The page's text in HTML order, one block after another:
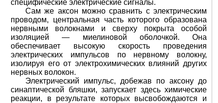
специфические электрические сигналы.
Сам же аксон можно сравнить с электрическим
проводом, центральная часть которого образована
нервными волокнами и сверху покрыта особой
изоляцией — миелиновой оболочкой. Она
обеспечивает высокую скорость проведения
электрических импульсов по нервному волокну,
изолируя его от электрохимических влияний других
нервных волокон.
Электрический импульс, добежав по аксону до
синаптической бляшки, запускает здесь химические
реакции, в результате которых высвобождаются и